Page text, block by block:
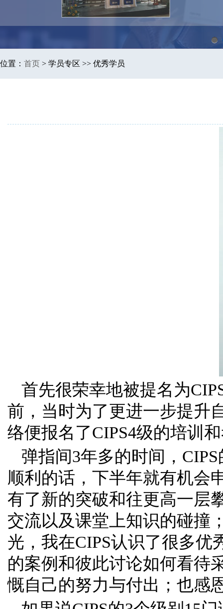
1
位置： 首页 > 学员专区 >> 优秀学员
首先很荣幸地被提名为
前，当时为了更进一步提升
络便报名了CIPS4级的培训
弹指间3年多的时间，
顺利的话，下半年就有机会
有了新的突破和往更高一层
交流以及课堂上知识的碰撞
光，我在CIPS认识了很多
的案例和彼此讨论如何看待
慨自己的努力与付出；也感